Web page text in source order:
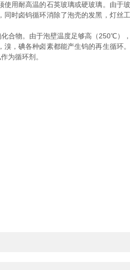
用耐高温的石英玻璃或硬玻璃。由于玻
时卤钨循环消除了泡壳的发黑，灯丝
合物。由于泡壁温度足够高（250℃）
，碘各种卤素都能产生钨的再生循环
为循环剂。